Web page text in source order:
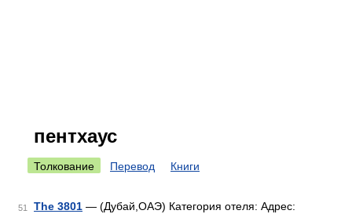
пентхаус
Толкование Перевод Книги
51 The 3801 — (Дубай,ОАЭ) Категория отеля: Адрес: